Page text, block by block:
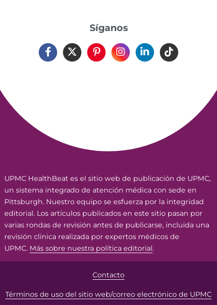
Síganos
UPMC HealthBeat es el sitio web de publicación de UPMC,
un sistema integrado de atención médica con sede en
Pittsburgh. Nuestro equipo se esfuerza por la integridad
editorial. Los artículos publicados en este sitio pasan por
varias rondas de revisión antes de publicarse, incluida una
revisión clínica realizada por expertos médicos de
UPMC. Más sobre nuestra política editorial.
Contacto
Términos de uso del sitio web/correo electrónico de UPMC